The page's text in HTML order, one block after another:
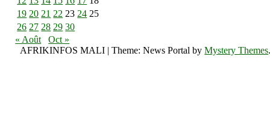
19 20 21 22 23 24 25
26 27 28 29 30
« Août
Oct »
AFRIKINFOS MALI |Theme: News Portal byMystery Themes